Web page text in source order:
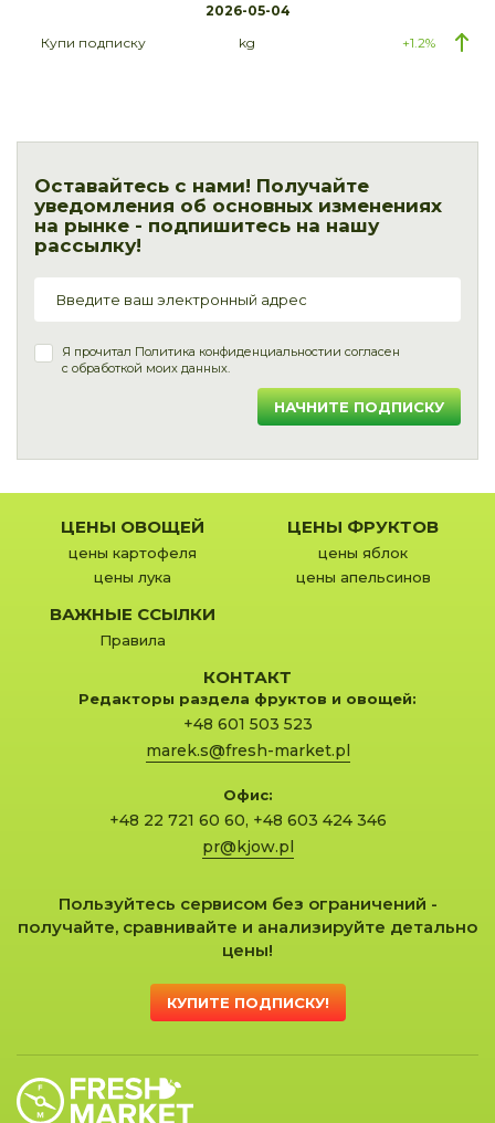
2026-05-04
Купи подписку
kg +1.2%
Оставайтесь с нами! Получайте
уведомления об основных изменениях
на рынке - подпишитесь на нашу
рассылку!
Я прочитал Политика конфиденциальностии согласен
с обработкой моих данных.
НАЧНИТЕ ПОДПИСКУ
ЦЕНЫ ОВОЩЕЙ
цены картофеля
цены лука
ЦЕНЫ ФРУКТОВ
цены яблок
цены апельсинов
ВАЖНЫЕ ССЫЛКИ
Правила
КОНТАКТ
Редакторы раздела фруктов и овощей:
+48 601 503 523
marek.s@fresh-market.pl
Офис:
+48 22 721 60 60, +48 603 424 346
pr@kjow.pl
Пользуйтесь сервисом без ограничений -
получайте, сравнивайте и анализируйте детально
цены!
КУПИТЕ ПОДПИСКУ!